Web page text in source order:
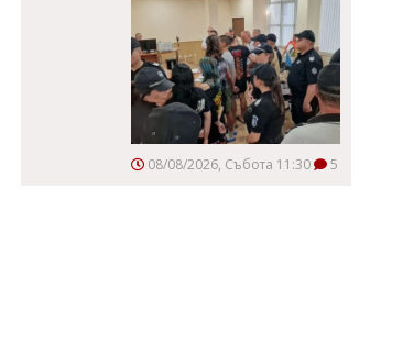
08/08/2026, Събота 11:30 5